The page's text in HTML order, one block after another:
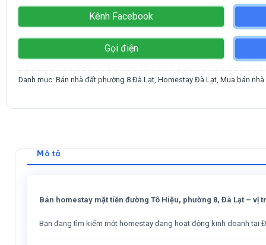
Kênh Facebook
Gọi điện
Danh mục:Bán nhà đất phường 8 Đà Lạt,Homestay Đà Lạt,Mua bán
Mô tả
Bán homestay mặt tiền đường Tô Hiệu, phường 8, Đà Lạt –
Bạn đang tìm kiếm một homestay đang hoạt động kinh doanh tại